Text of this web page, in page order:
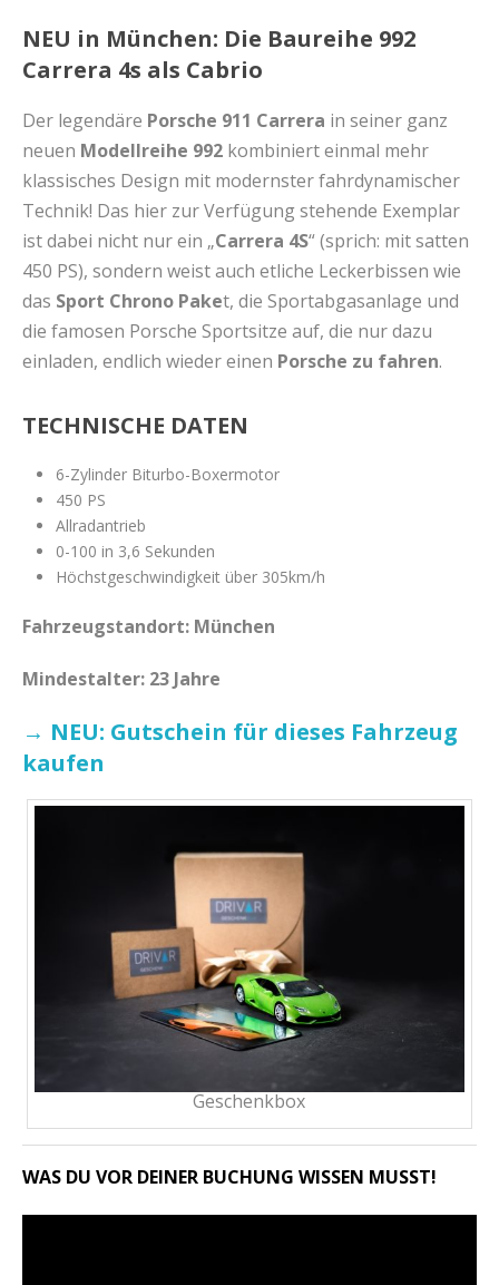
NEU in München: Die Baureihe 992
Carrera 4s als Cabrio
Der legendäre Porsche 911 Carrera in seiner ganz
neuen Modellreihe 992 kombiniert einmal mehr
klassisches Design mit modernster fahrdynamischer
Technik! Das hier zur Verfügung stehende Exemplar
ist dabei nicht nur ein „Carrera 4S“ (sprich: mit satten
450 PS), sondern weist auch etliche Leckerbissen wie
das Sport Chrono Paket, die Sportabgasanlage und
die famosen Porsche Sportsitze auf, die nur dazu
einladen, endlich wieder einen Porsche zu fahren.
TECHNISCHE DATEN
6-Zylinder Biturbo-Boxermotor
450 PS
Allradantrieb
0-100 in 3,6 Sekunden
Höchstgeschwindigkeit über 305km/h
Fahrzeugstandort: München
Mindestalter: 23 Jahre
→ NEU: Gutschein für dieses Fahrzeug
kaufen
Geschenkbox
WAS DU VOR DEINER BUCHUNG WISSEN MUSST!